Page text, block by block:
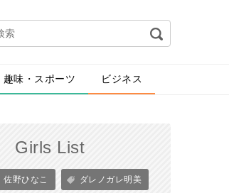
趣味・スポーツ ビジネス
Girls List
佐野ひなこ ダレノガレ明美